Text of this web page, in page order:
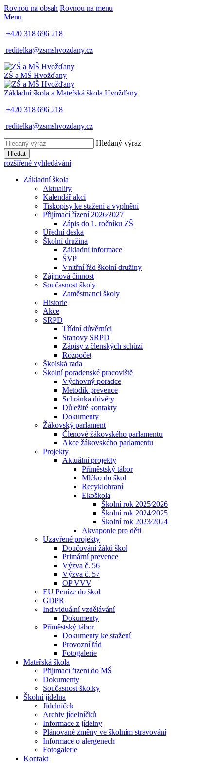
Rovnou na obsah Rovnou na menu
Menu
+420 318 696 218
reditelka@zsmshvozdany.cz
ZŠ a MŠ Hvožďany
Základní škola a Mateřská škola Hvožďany
+420 318 696 218
reditelka@zsmshvozdany.cz
Hledaný výraz
Hledat
rozšířené vyhledávání
Základní škola
Aktuality
Kalendář akcí
Tiskopisy ke stažení a vyplnění
Přijímací řízení 2026⁄2027
Zápis do 1. ročníku ZŠ
Úřední deska
Školní družina
Základní informace
ŠVP
Vnitřní řád školní družiny
Zájmová činnost
Současnost školy
Zaměstnanci školy
Historie
Akce
SRPD
Třídní důvěrníci
Stanovy SRPD
Zápisy z členských schůzí
Rozpočet
Školská rada
Školní poradenské pracoviště
Výchovný poradce
Metodik prevence
Schránka důvěry
Důležité kontakty
Dokumenty
Žákovský parlament
Členové žákovského parlamentu
Akce žákovského parlamentu
Projekty
Aktuální projekty
Příměstský tábor
Mléko do škol
Recyklohraní
Ekoškola
Školní rok 2025⁄2026
Školní rok 2024⁄2025
Školní rok 2023⁄2024
Akvaponie pro děti
Uzavřené projekty
Doučování žáků škol
Primární prevence
Výzva č. 56
Výzva č. 57
OP VVV
EU Peníze do škol
GDPR
Individuální vzdělávání
Dokumenty
Příměstský tábor
Dokumenty ke stažení
Provozní řád
Fotogalerie
Mateřská škola
Přijímací řízení do MŠ
Dokumenty
Současnost školky
Školní jídelna
Jídelníček
Archiv jídelníčků
Informace z jídelny
Plánované změny ve školním stravování
Informace o alergenech
Fotogalerie
Kontakt